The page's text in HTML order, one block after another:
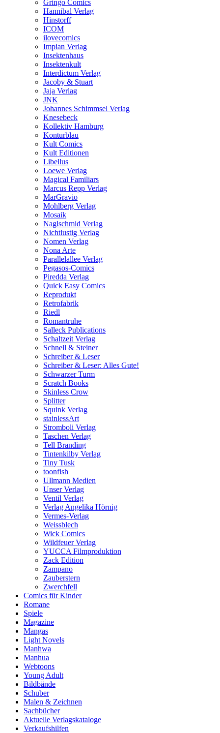
Gringo Comics
Hannibal Verlag
Hinstorff
ICOM
ilovecomics
Impian Verlag
Insektenhaus
Insektenkult
Interdictum Verlag
Jacoby & Stuart
Jaja Verlag
JNK
Johannes Schimmsel Verlag
Knesebeck
Kollektiv Hamburg
Konturblau
Kult Comics
Kult Editionen
Libellus
Loewe Verlag
Magical Familiars
Marcus Repp Verlag
MarGravio
Mohlberg Verlag
Mosaik
Naglschmid Verlag
Nichtlustig Verlag
Nomen Verlag
Nona Arte
Parallelallee Verlag
Pegasos-Comics
Piredda Verlag
Quick Easy Comics
Reprodukt
Retrofabrik
Riedl
Romantruhe
Salleck Publications
Schaltzeit Verlag
Schnell & Steiner
Schreiber & Leser
Schreiber & Leser: Alles Gute!
Schwarzer Turm
Scratch Books
Skinless Crow
Splitter
Squink Verlag
stainlessArt
Stromboli Verlag
Taschen Verlag
Tell Branding
Tintenkilby Verlag
Tiny Tusk
toonfish
Ullmann Medien
Unser Verlag
Ventil Verlag
Verlag Angelika Hörnig
Vermes-Verlag
Weissblech
Wick Comics
Wildfeuer Verlag
YUCCA Filmproduktion
Zack Edition
Zampano
Zauberstern
Zwerchfell
Comics für Kinder
Romane
Spiele
Magazine
Mangas
Light Novels
Manhwa
Manhua
Webtoons
Young Adult
Bildbände
Schuber
Malen & Zeichnen
Sachbücher
Aktuelle Verlagskataloge
Verkaufshilfen